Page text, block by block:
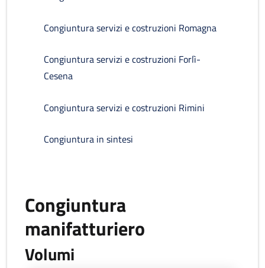
Congiuntura servizi e costruzioni Romagna
Congiuntura servizi e costruzioni Forlì-
Cesena
Congiuntura servizi e costruzioni Rimini
Congiuntura in sintesi
Congiuntura
manifatturiero
Volumi